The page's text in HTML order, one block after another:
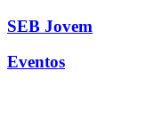
SEB Jovem
Eventos